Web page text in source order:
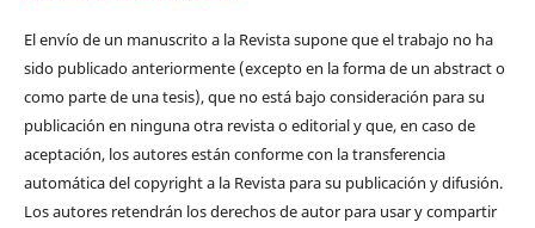
El envío de un manuscrito a la Revista supone que el trabajo no ha
sido publicado anteriormente (excepto en la forma de un abstract o
como parte de una tesis), que no está bajo consideración para su
publicación en ninguna otra revista o editorial y que, en caso de
aceptación, los autores están conforme con la transferencia
automática del copyright a la Revista para su publicación y difusión.
Los autores retendrán los derechos de autor para usar y compartir